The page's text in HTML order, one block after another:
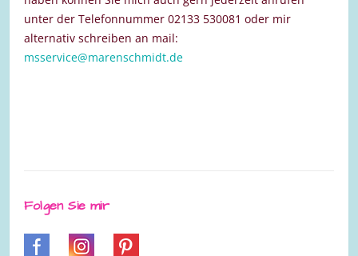
unter der Telefonnummer 02133 530081 oder mir
alternativ schreiben an mail:
msservice@marenschmidt.de
Folgen Sie mir